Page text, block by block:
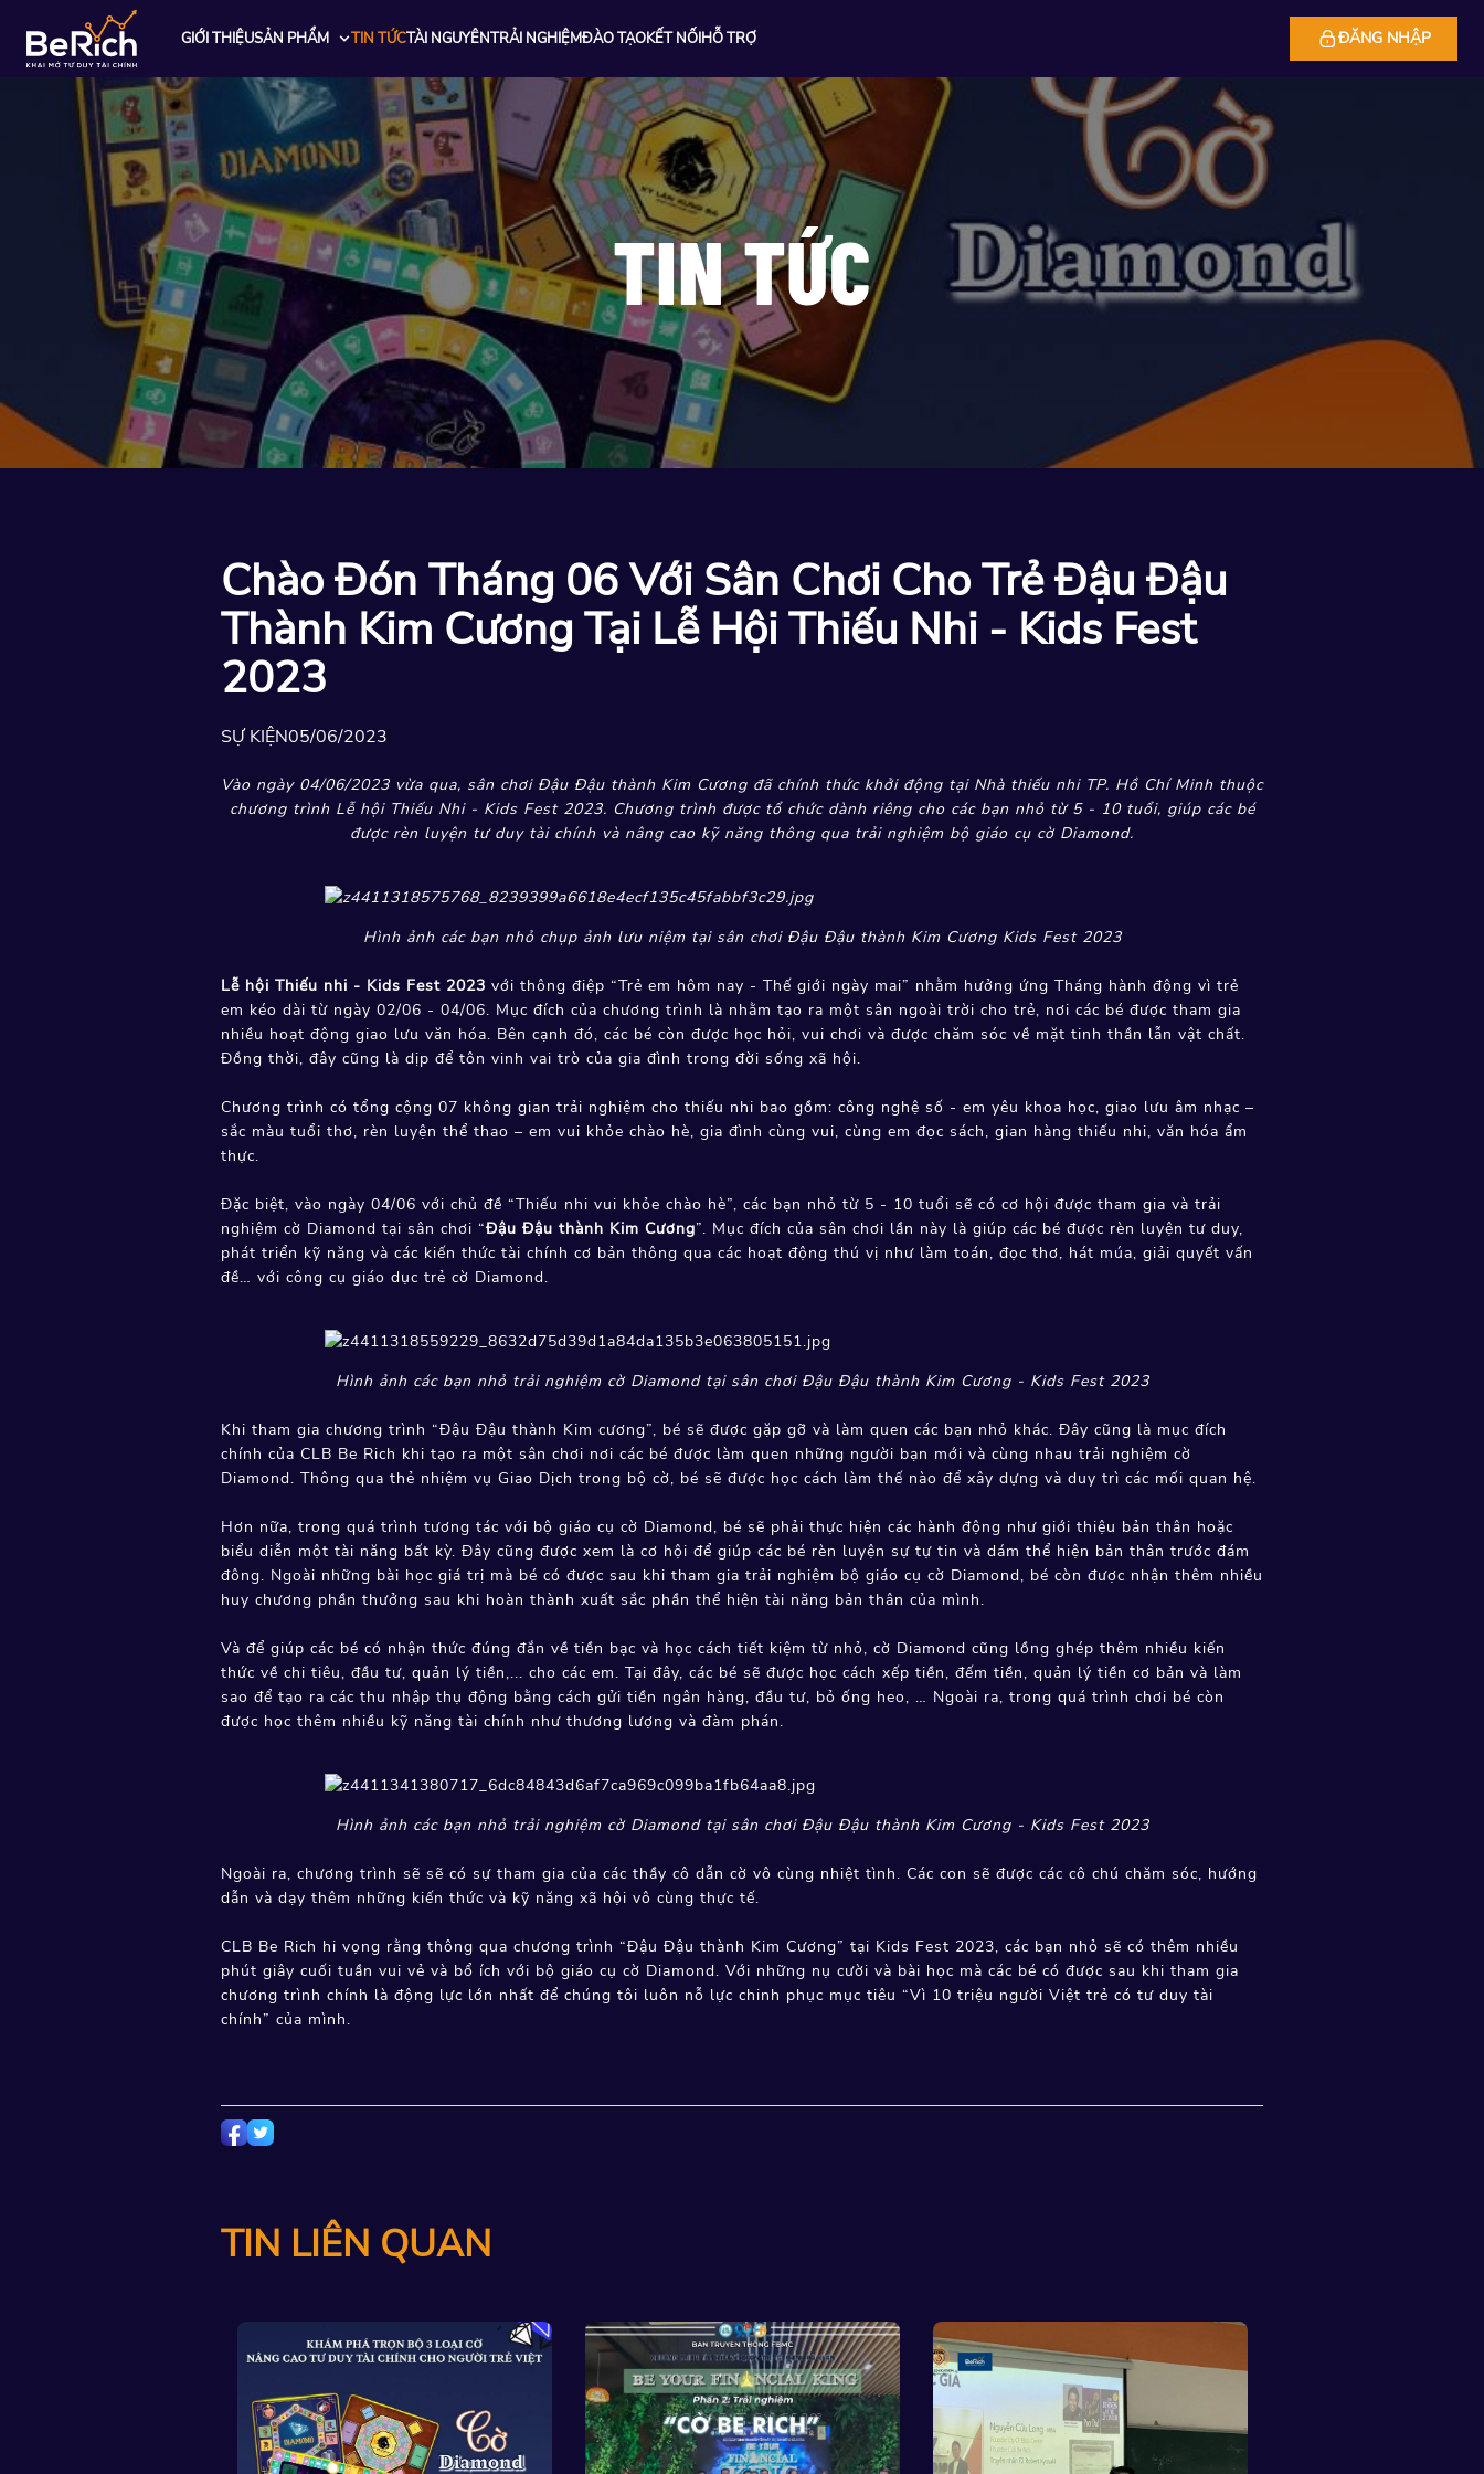
GIỚI THIỆUSẢN PHẨM TIN TỨCTÀI NGUYÊNTRẢI NGHIỆMĐÀO TẠOKẾT NỐIHỖ TRỢ ĐĂNG NHẬP
TIN TỨC
Chào Đón Tháng 06 Với Sân Chơi Cho Trẻ Đậu Đậu
Thành Kim Cương Tại Lễ Hội Thiếu Nhi - Kids Fest
2023
SỰ KIỆN05/06/2023
Vào ngày 04/06/2023 vừa qua, sân chơi Đậu Đậu thành Kim Cương đã chính thức khởi động tại Nhà thiếu nhi TP. Hồ Chí Minh thuộc
chương trình Lễ hội Thiếu Nhi - Kids Fest 2023. Chương trình được tổ chức dành riêng cho các bạn nhỏ từ 5 - 10 tuổi, giúp các bé
được rèn luyện tư duy tài chính và nâng cao kỹ năng thông qua trải nghiệm bộ giáo cụ cờ Diamond.
Hình ảnh các bạn nhỏ chụp ảnh lưu niệm tại sân chơi Đậu Đậu thành Kim Cương Kids Fest 2023
Lễ hội Thiếu nhi - Kids Fest 2023 với thông điệp “Trẻ em hôm nay - Thế giới ngày mai” nhằm hưởng ứng Tháng hành động vì trẻ
em kéo dài từ ngày 02/06 - 04/06. Mục đích của chương trình là nhằm tạo ra một sân ngoài trời cho trẻ, nơi các bé được tham gia
nhiều hoạt động giao lưu văn hóa. Bên cạnh đó, các bé còn được học hỏi, vui chơi và được chăm sóc về mặt tinh thần lẫn vật chất.
Đồng thời, đây cũng là dịp để tôn vinh vai trò của gia đình trong đời sống xã hội.
Chương trình có tổng cộng 07 không gian trải nghiệm cho thiếu nhi bao gồm: công nghệ số - em yêu khoa học, giao lưu âm nhạc –
sắc màu tuổi thơ, rèn luyện thể thao – em vui khỏe chào hè, gia đình cùng vui, cùng em đọc sách, gian hàng thiếu nhi, văn hóa ẩm
thực.
Đặc biệt, vào ngày 04/06 với chủ đề “Thiếu nhi vui khỏe chào hè”, các bạn nhỏ từ 5 - 10 tuổi sẽ có cơ hội được tham gia và trải
nghiệm cờ Diamond tại sân chơi “Đậu Đậu thành Kim Cương”. Mục đích của sân chơi lần này là giúp các bé được rèn luyện tư duy,
phát triển kỹ năng và các kiến thức tài chính cơ bản thông qua các hoạt động thú vị như làm toán, đọc thơ, hát múa, giải quyết vấn
đề… với công cụ giáo dục trẻ cờ Diamond.
Hình ảnh các bạn nhỏ trải nghiệm cờ Diamond tại sân chơi Đậu Đậu thành Kim Cương - Kids Fest 2023
Khi tham gia chương trình “Đậu Đậu thành Kim cương”, bé sẽ được gặp gỡ và làm quen các bạn nhỏ khác. Đây cũng là mục đích
chính của CLB Be Rich khi tạo ra một sân chơi nơi các bé được làm quen những người bạn mới và cùng nhau trải nghiệm cờ
Diamond. Thông qua thẻ nhiệm vụ Giao Dịch trong bộ cờ, bé sẽ được học cách làm thế nào để xây dựng và duy trì các mối quan hệ.
Hơn nữa, trong quá trình tương tác với bộ giáo cụ cờ Diamond, bé sẽ phải thực hiện các hành động như giới thiệu bản thân hoặc
biểu diễn một tài năng bất kỳ. Đây cũng được xem là cơ hội để giúp các bé rèn luyện sự tự tin và dám thể hiện bản thân trước đám
đông. Ngoài những bài học giá trị mà bé có được sau khi tham gia trải nghiệm bộ giáo cụ cờ Diamond, bé còn được nhận thêm nhiều
huy chương phần thưởng sau khi hoàn thành xuất sắc phần thể hiện tài năng bản thân của mình.
Và để giúp các bé có nhận thức đúng đắn về tiền bạc và học cách tiết kiệm từ nhỏ, cờ Diamond cũng lồng ghép thêm nhiều kiến
thức về chi tiêu, đầu tư, quản lý tiền,... cho các em. Tại đây, các bé sẽ được học cách xếp tiền, đếm tiền, quản lý tiền cơ bản và làm
sao để tạo ra các thu nhập thụ động bằng cách gửi tiền ngân hàng, đầu tư, bỏ ống heo, … Ngoài ra, trong quá trình chơi bé còn
được học thêm nhiều kỹ năng tài chính như thương lượng và đàm phán.
Hình ảnh các bạn nhỏ trải nghiệm cờ Diamond tại sân chơi Đậu Đậu thành Kim Cương - Kids Fest 2023
Ngoài ra, chương trình sẽ sẽ có sự tham gia của các thầy cô dẫn cờ vô cùng nhiệt tình. Các con sẽ được các cô chú chăm sóc, hướng
dẫn và dạy thêm những kiến thức và kỹ năng xã hội vô cùng thực tế.
CLB Be Rich hi vọng rằng thông qua chương trình “Đậu Đậu thành Kim Cương” tại Kids Fest 2023, các bạn nhỏ sẽ có thêm nhiều
phút giây cuối tuần vui vẻ và bổ ích với bộ giáo cụ cờ Diamond. Với những nụ cười và bài học mà các bé có được sau khi tham gia
chương trình chính là động lực lớn nhất để chúng tôi luôn nỗ lực chinh phục mục tiêu “Vì 10 triệu người Việt trẻ có tư duy tài
chính” của mình.
TIN LIÊN QUAN